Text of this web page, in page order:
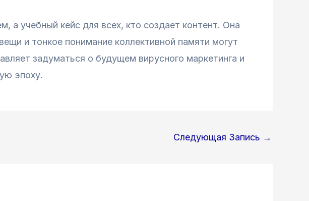
учебный кейс для всех, кто создает контент. Она
и тонкое понимание коллективной памяти могут
задуматься о будущем вирусного маркетинга и
эпоху.
Следующая Запись →